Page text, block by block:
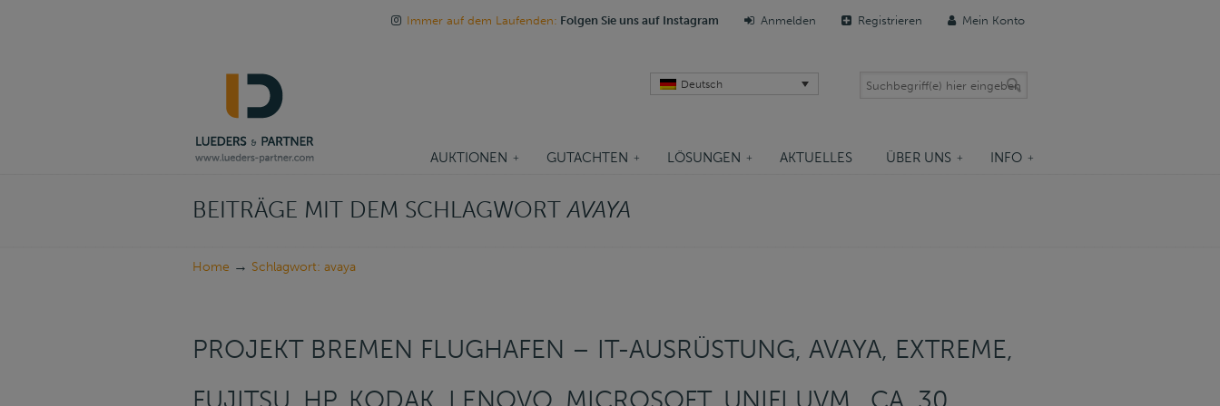
Immer auf dem Laufenden: Folgen Sie uns auf Instagram Anmelden Registrieren Mein Konto
Deutsch
AUKTIONEN GUTACHTEN LÖSUNGEN AKTUELLES ÜBER UNS INFO
Navigation
BEITRÄGE MIT DEM SCHLAGWORTAVAYA
Home → Schlagwort: avaya
PROJEKT BREMEN FLUGHAFEN – IT-AUSRÜSTUNG, AVAYA, EXTREME,
FUJITSU, HP, KODAK, LENOVO, MICROSOFT, UNIFI UVM., CA. 30